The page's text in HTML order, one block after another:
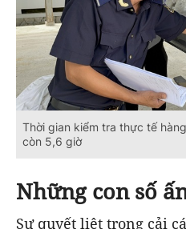
Thời gian kiểm tra thực tế
còn 5,6 giờ
Những con số
Sự quyết liệt trong cải